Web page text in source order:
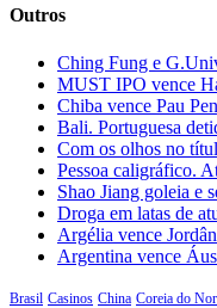
Outros
Ching Fung e
MUST IPO vence
Chiba vence Pau
Bali. Portuguesa
Com os olhos no
Pessoa caligráfico.
Shao Jiang goleia e
Droga em latas de
Argélia vence
Argentina vence
Brasil Casinos China Coreia do